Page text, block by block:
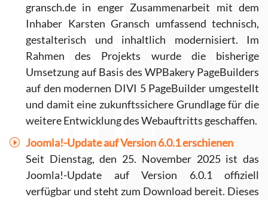
gransch.de in enger Zusammenarbeit mit dem
Inhaber Karsten Gransch umfassend technisch,
gestalterisch und inhaltlich modernisiert. Im
Rahmen des Projekts wurde die bisherige
Umsetzung auf Basis des WPBakery PageBuilders
auf den modernen DIVI 5 PageBuilder umgestellt
und damit eine zukunftssichere Grundlage für die
weitere Entwicklung des Webauftritts geschaffen.
Joomla!-Update auf Version 6.0.1 erschienen
Seit Dienstag, den 25. November 2025 ist das
Joomla!-Update auf Version 6.0.1 offiziell
verfügbar und steht zum Download bereit. Dieses